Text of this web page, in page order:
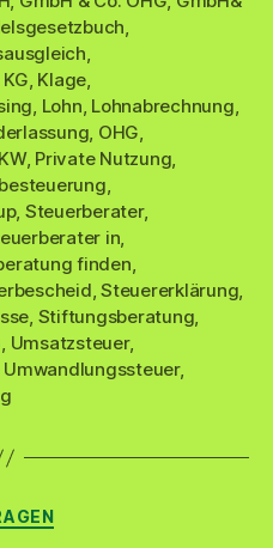
,
,
KG, Klage,
, Lohn, Lohnabrechnung,
, OHG,
, Private Nutzung,
,
, Steuerberater,
in,
finden,
,Steuererklärung,
, Stiftungsberatung,
, Umsatzsteuer,
Umwandlungssteuer,
Kategorien